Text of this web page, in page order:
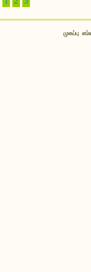
முகப்பு